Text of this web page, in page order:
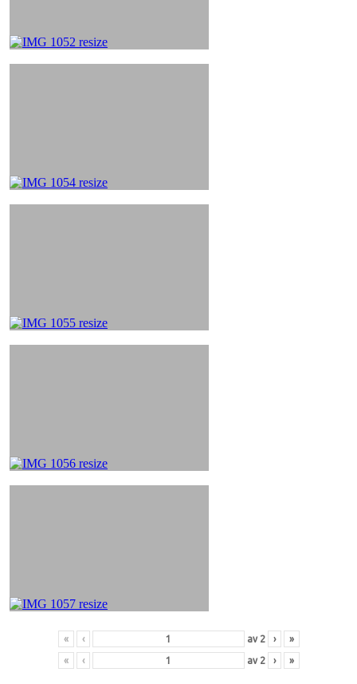
« ‹ av 2 › »
« ‹ av 2 › »